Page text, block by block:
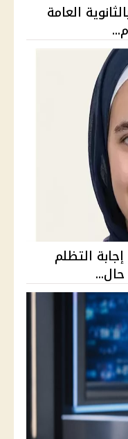
في 3 مواد بالثانوية العامة
إجابة التظلم